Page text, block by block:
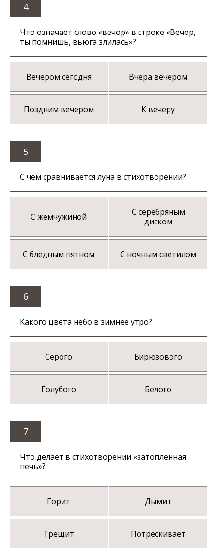
4
Что означает слово «вечор» в строке «Вечор,
ты помнишь, вьюга злилась»?
Вечером сегодня Вчера вечером
Поздним вечером К вечеру
5
С чем сравнивается луна в стихотворении?
С жемчужиной
С серебряным
диском
С бледным пятном С ночным светилом
6
Какого цвета небо в зимнее утро?
Серого Бирюзового
Голубого Белого
7
Что делает в стихотворении «затопленная
печь»?
Горит Дымит
Трещит Потрескивает